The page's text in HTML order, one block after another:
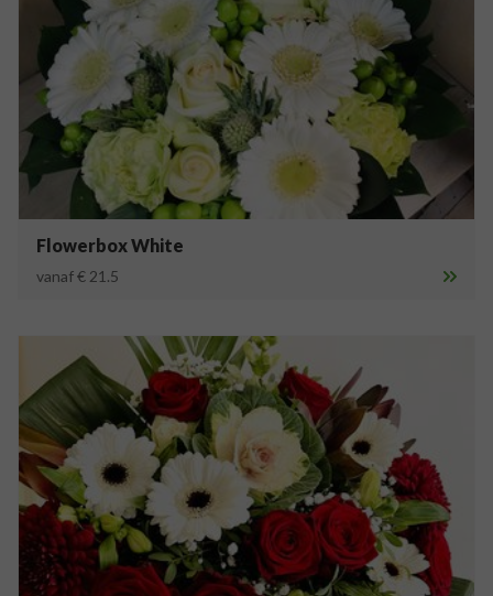
Flowerbox White
vanaf € 21.5